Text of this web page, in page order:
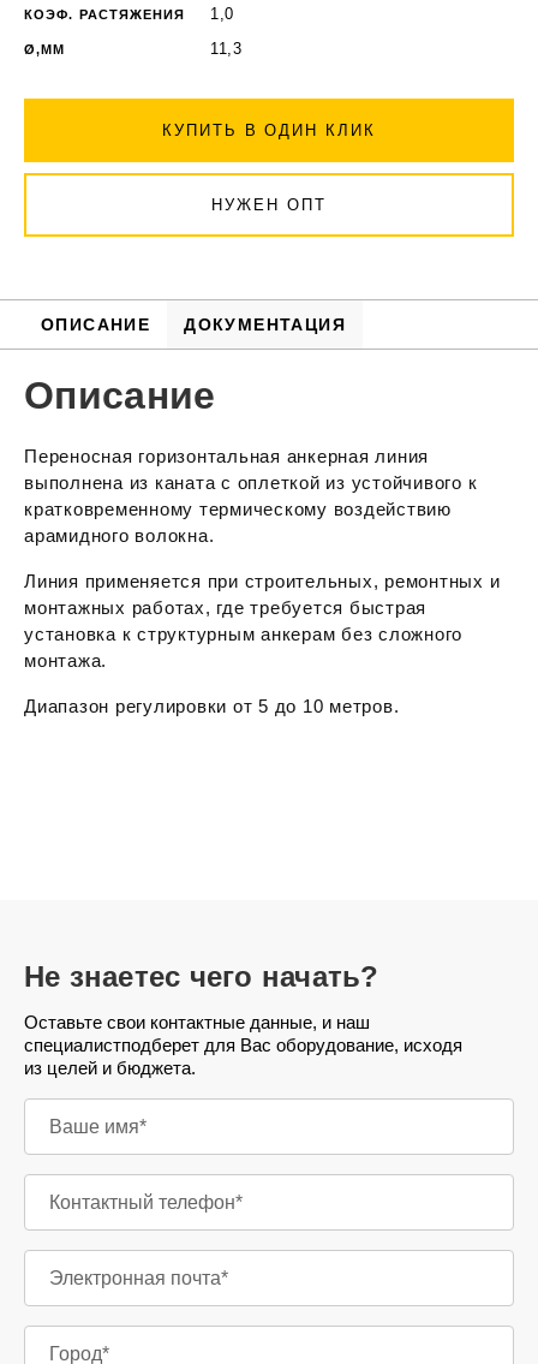
КОЭФ. РАСТЯЖЕНИЯ 1,0
Ø,ММ 11,3
КУПИТЬ В ОДИН КЛИК
НУЖЕН ОПТ
ОПИСАНИЕ ДОКУМЕНТАЦИЯ
Описание
Переносная горизонтальная анкерная линия
выполнена из каната с оплеткой из устойчивого к
кратковременному термическому воздействию
арамидного волокна.
Линия применяется при строительных, ремонтных и
монтажных работах, где требуется быстрая
установка к структурным анкерам без сложного
монтажа.
Диапазон регулировки от 5 до 10 метров.
Не знаетес чего начать?
Оставьте свои контактные данные, и наш
специалистподберет для Вас оборудование, исходя
из целей и бюджета.